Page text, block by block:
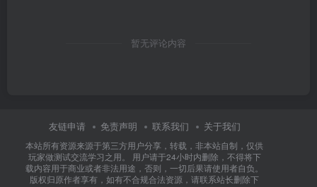
暂无评论内容
友链申请 免责声明 联系我们 关于我们
本站所有资源来源于第三方用户分享，转载，非本站自制，仅供
玩家做测试交流学习之用。 用户请于24小时内删除，不得将下
载内容用于商业或者非法用途，否则，一切后果请使用者自负。
版权归原作者享有，如有不合规合法资源，请联系站长删除下